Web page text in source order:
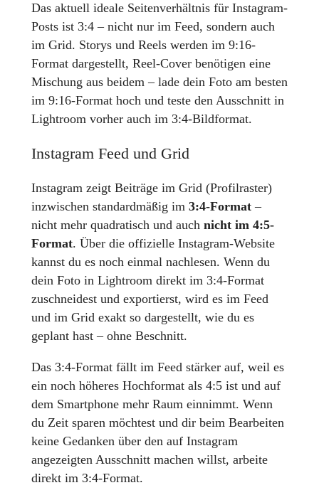
Das aktuell ideale Seitenverhältnis für Instagram-
Posts ist 3:4 – nicht nur im Feed, sondern auch
im Grid. Storys und Reels werden im 9:16-
Format dargestellt, Reel-Cover benötigen eine
Mischung aus beidem – lade dein Foto am besten
im 9:16-Format hoch und teste den Ausschnitt in
Lightroom vorher auch im 3:4-Bildformat.
Instagram Feed und Grid
Instagram zeigt Beiträge im Grid (Profilraster)
inzwischen standardmäßig im 3:4-Format–
nicht mehr quadratisch und auch nicht im 4:5-
Format. Über die offizielle Instagram-Website
kannst du es noch einmal nachlesen. Wenn du
dein Foto in Lightroom direkt im 3:4-Format
zuschneidest und exportierst, wird es im Feed
und im Grid exakt so dargestellt, wie du es
geplant hast – ohne Beschnitt.
Das 3:4-Format fällt im Feed stärker auf, weil es
ein noch höheres Hochformat als 4:5 ist und auf
dem Smartphone mehr Raum einnimmt. Wenn
du Zeit sparen möchtest und dir beim Bearbeiten
keine Gedanken über den auf Instagram
angezeigten Ausschnitt machen willst, arbeite
direkt im 3:4-Format.